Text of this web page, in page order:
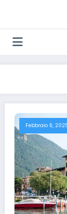
Febbraio 6,